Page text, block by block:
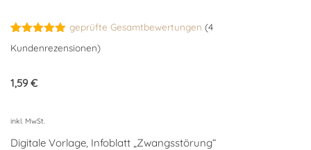
Bewertet
mit5.00
auf
4
geprüfte Gesamtbewertungen (4
Kundenrezensionen)
1,59€
inkl. MwSt.
Digitale Vorlage, Infoblatt „Zwangsstörung“